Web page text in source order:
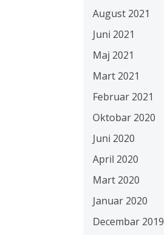
August 2021
Juni 2021
Maj 2021
Mart 2021
Februar 2021
Oktobar 2020
Juni 2020
April 2020
Mart 2020
Januar 2020
Decembar 2019